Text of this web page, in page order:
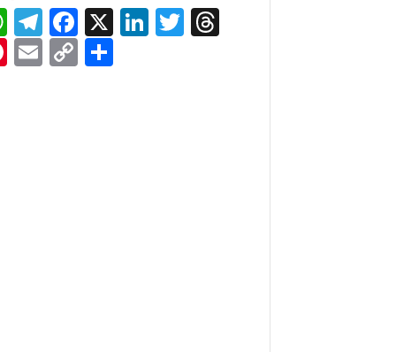
WhatsApp
Telegram
Facebook
X LinkedIn
Twitter
Pinterest
Email
Copy
Link